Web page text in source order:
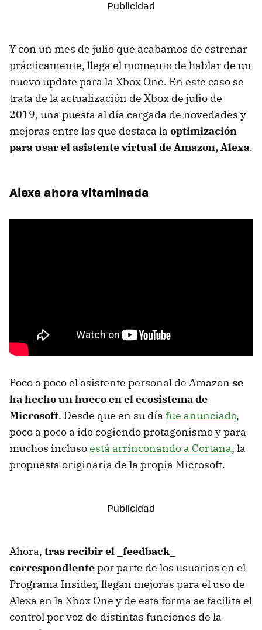
Y con un mes de julio que acabamos de estrenar
prácticamente, llega el momento de hablar de un
nuevo update para la Xbox One. En este caso se
trata de la actualización de Xbox de julio de
2019, una puesta al día cargada de novedades y
mejoras entre las que destaca la optimización
para usar el asistente virtual de Amazon, Alexa.
Alexa ahora vitaminada
Poco a poco el asistente personal de Amazon se
ha hecho un hueco en el ecosistema de
Microsoft. Desde que en su día fue anunciado,
poco a poco a ido cogiendo protagonismo y para
muchos inclusoestá arrinconando a Cortana, la
propuesta originaria de la propia Microsoft.
Ahora, tras recibir el _feedback_
correspondientepor parte de los usuarios en el
Programa Insider, llegan mejoras para el uso de
Alexa en la Xbox One y de esta forma se facilita el
control por voz de distintas funciones de la